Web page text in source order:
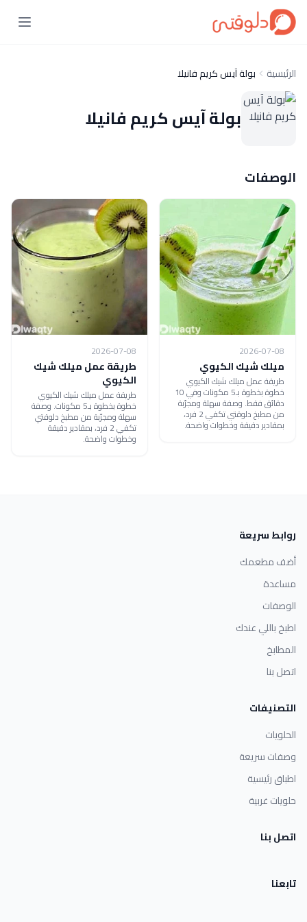
الرئيسية بولة آيس كريم فانيلا
بولة آيس كريم فانيلا
الوصفات
2026-07-08
ميلك شيك الكيوي
طريقة عمل ميلك شيك الكيوي
خطوة بخطوة بـ5 مكونات وفي 10
دقائق فقط. وصفة سهلة ومجرّبة
من مطبخ دلوقتي تكفي 2 فرد،
بمقادير دقيقة وخطوات واضحة.
2026-07-08
طريقة عمل ميلك شيك
الكيوي
طريقة عمل ميلك شيك الكيوي
خطوة بخطوة بـ5 مكونات. وصفة
سهلة ومجرّبة من مطبخ دلوقتي
تكفي 2 فرد، بمقادير دقيقة
وخطوات واضحة.
روابط سريعة
أضف مطعمك
مساعدة
الوصفات
اطبخ باللي عندك
المطابخ
اتصل بنا
التصنيفات
الحلويات
وصفات سريعة
اطباق رئيسية
حلويات غربية
اتصل بنا
تابعنا